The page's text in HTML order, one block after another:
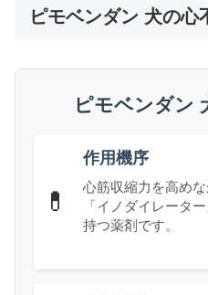
ピモベンダン 犬の心
ピモベンダン
💊
作用機序
心筋収縮力を高め
「イノダイレータ
持つ薬剤です。